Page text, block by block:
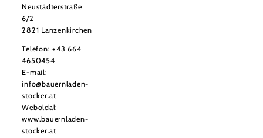
Neustädterstraße
6/2
2821 Lanzenkirchen
Telefon:+43 664
4650454
E-mail:
info@bauernladen-
stocker.at
Weboldal:
www.bauernladen-
stocker.at